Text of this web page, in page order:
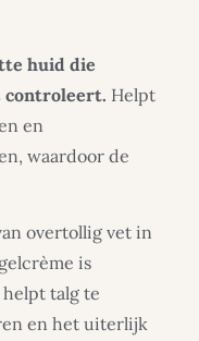
huid die
controleert. Helpt
en
waardoor de
overtollig vet in
is
talg te
en het uiterlijk